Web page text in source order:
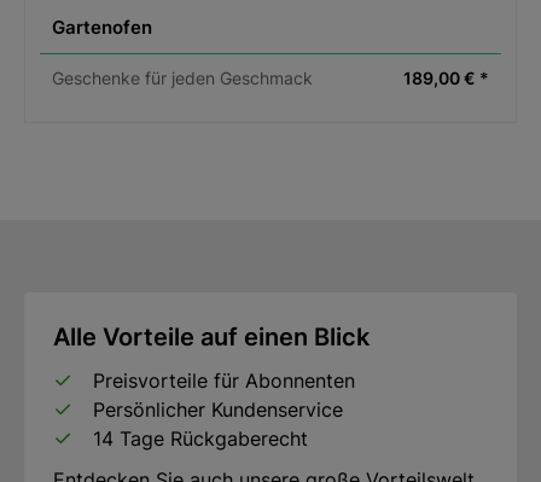
Gartenofen
Geschenke für jeden Geschmack 189,00 € *
Alle Vorteile auf einen Blick
Preisvorteile für Abonnenten
Persönlicher Kundenservice
14 Tage Rückgaberecht